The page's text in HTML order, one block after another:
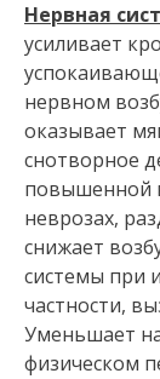
Нервная
усиливает
нервном
оказывает
снотворное
повышенной
неврозах,
снижает
системы при
частности,
Уменьшает
физическом